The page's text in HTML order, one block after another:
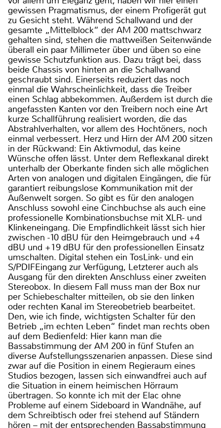
gewissen Pragmatismus, der einem Profigerät gut
zu Gesicht steht. Während Schallwand und der
gesamte „Mittelblock“ der AM 200 mattschwarz
gehalten sind, stehen die mattweißen Seitenwände
überall ein paar Millimeter über und üben so eine
gewisse Schutzfunktion aus. Dazu trägt bei, dass
beide Chassis von hinten an die Schallwand
geschraubt sind. Einerseits reduziert das noch
einmal die Wahrscheinlichkeit, dass die Treiber
einen Schlag abbekommen. Außerdem ist durch die
angefassten Kanten vor den Treibern noch eine Art
kurze Schallführung realisiert worden, die das
Abstrahlverhalten, vor allem des Hochtöners, noch
einmal verbessert. Herz und Hirn der AM 200 sitzen
in der Rückwand: Ein Aktivmodul, das keine
Wünsche offen lässt. Unter dem Reflexkanal direkt
unterhalb der Oberkante finden sich alle möglichen
Arten von analogen und digitalen Eingängen, die für
garantiert reibungslose Kommunikation mit der
Außenwelt sorgen. So gibt es für den analogen
Anschluss sowohl eine Cinchbuchse als auch eine
professionelle Kombinationsbuchse mit XLR- und
Klinkeneingang. Die Empfindlichkeit lässt sich hier
zwischen -10 dBU für den Heimgebrauch und +4
dBU und +19 dBU für den professionellen Einsatz
umschalten. Digital stehen ein TosLink- und ein
S/PDIFEingang zur Verfügung, Letzterer auch als
Ausgang für den direkten Anschluss einer zweiten
Stereobox. In diesem Fall muss man der Box nur
per Schiebeschalter mitteilen, ob sie den linken
oder rechten Kanal im Stereobetrieb bearbeitet.
Den, wie ich finde, wichtigsten Schalter für den
Betrieb „im echten Leben“ findet man rechts oben
auf dem Bedienfeld: Hier kann man die
Bassabstimmung der AM 200 in fünf Stufen an
diverse Aufstellungsszenarien anpassen. Diese sind
zwar auf die Position in einem Regieraum eines
Studios bezogen, lassen sich einwandfrei auch auf
die Situation in einem heimischen Hörraum
übertragen. So konnte ich mit der Elac ohne
Probleme auf einem Sideboard in Wandnähe, auf
dem Schreibtisch oder frei stehend auf Ständern
hören – mit der entsprechenden Bassabstimmung